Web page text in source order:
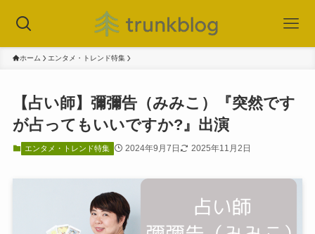
ホーム エンタメ・トレンド特集
【占い師】彌彌告（みみこ）『突然です
が占ってもいいですか?』出演
エンタメ・トレンド特集 2024年9月7日 2025年11月2日